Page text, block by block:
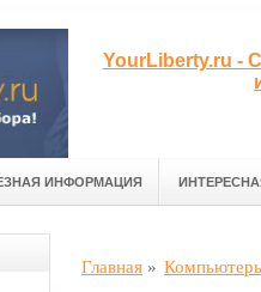
YourLiberty.ru -
ИНФОРМАЦИЯ
Главная »